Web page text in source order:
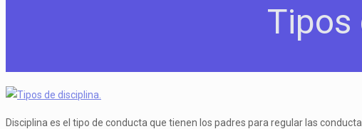
Tipos
Disciplina es el tipo de conducta que tienen los padres para regular las